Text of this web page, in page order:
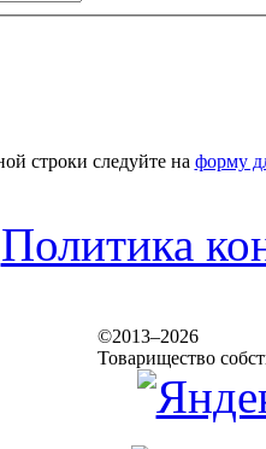
строки следуйте на форму
Политика
©2013–2026
Товарищество